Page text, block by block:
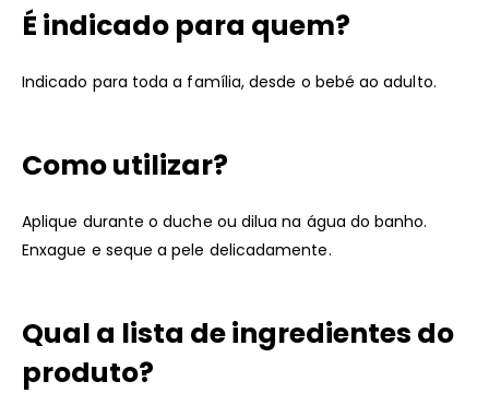
É indicado para quem?
Indicado para toda a família, desde o bebé ao adulto.
Como utilizar?
Aplique durante o duche ou dilua na água do banho.
Enxague e seque a pele delicadamente.
Qual a lista de ingredientes do
produto?